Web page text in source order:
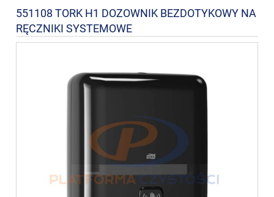
551108 TORK H1 DOZOWNIK BEZDOTYKOWY NA
RĘCZNIKI SYSTEMOWE